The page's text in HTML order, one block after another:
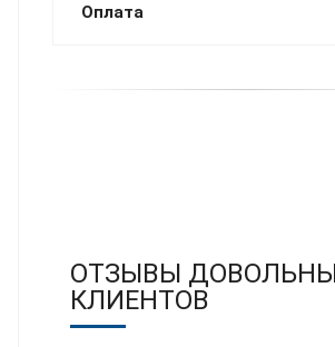
Оплата
ОТЗЫВЫ
КЛИЕНТОВ